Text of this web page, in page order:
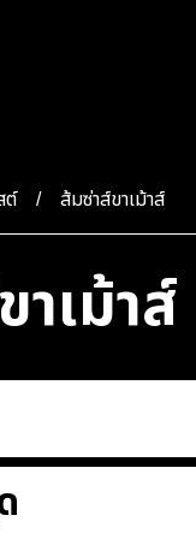
ต์ ส้มซ่าส์ขาเม้าส์
เม้าส์